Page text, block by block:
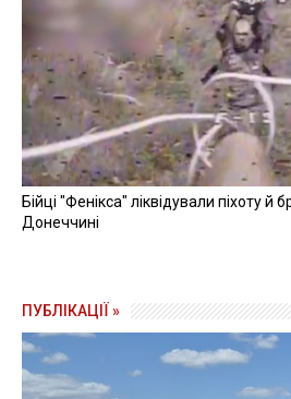
Бійці "Фенікса" ліквідували піхоту й
Донеччині
ПУБЛІКАЦІЇ »